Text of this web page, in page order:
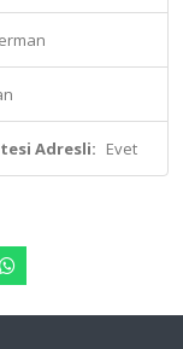
Adresli: Evet